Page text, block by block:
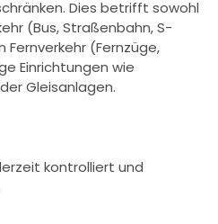
Dies betrifft sowohl
(Bus, Straßenbahn, S-
Fernverkehr (Fernzüge,
Einrichtungen wie
Gleisanlagen.
kontrolliert und